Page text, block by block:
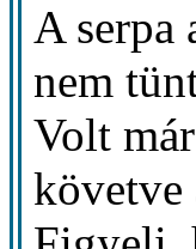
A serpa
nem
Volt
követve